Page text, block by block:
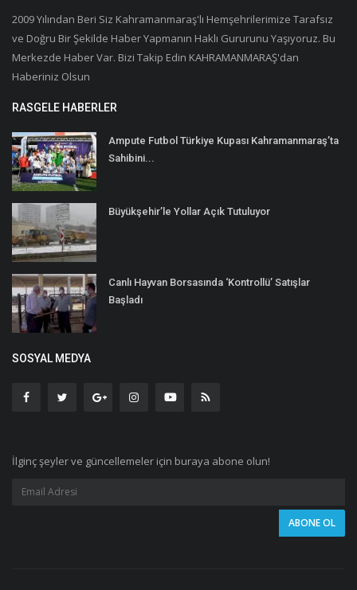
2009 Yılından Beri Siz Kahramanmaraş'lı Hemşehrilerimize Tarafsız
ve Doğru Bir Şekilde Haber Yapmanın Haklı Gururunu Yaşıyoruz. Bu
Merkezde Haber Var. Bizi Takip Edin KAHRAMANMARAŞ'dan
Haberiniz Olsun
RASGELE HABERLER
Ampute Futbol Türkiye Kupası Kahramanmaraş’ta
Sahibini...
Büyükşehir’le Yollar Açık Tutuluyor
Canlı Hayvan Borsasında ‘Kontrollü’ Satışlar
Başladı
SOSYAL MEDYA
İlginç şeyler ve güncellemeler için buraya abone olun!